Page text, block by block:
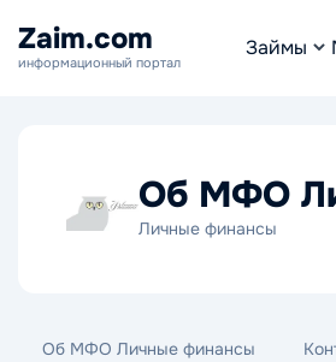
Zaim.com
информационный портал
Займы
Об МФО
Личные финансы
Об МФО Личные финансы